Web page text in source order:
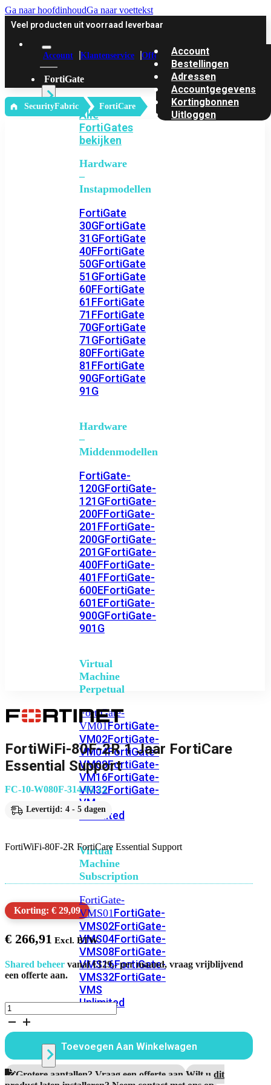
Ga naar hoofdinhoudGa naar voettekst
Veel producten uit voorraad leverbaar
Account Klantenservice Offerte
FortiGate
Alle
FortiGates
bekijken
Hardware
–
Instapmodellen
FortiGate
30GFortiGate
31GFortiGate
40FFortiGate
50GFortiGate
51GFortiGate
60FFortiGate
61FFortiGate
71FFortiGate
70GFortiGate
71GFortiGate
80FFortiGate
81FFortiGate
90GFortiGate
91G
Hardware
–
Middenmodellen
FortiGate-
120GFortiGate-
121GFortiGate-
200FFortiGate-
201FFortiGate-
200GFortiGate-
201GFortiGate-
400FFortiGate-
401FFortiGate-
600EFortiGate-
601EFortiGate-
900GFortiGate-
901G
Virtual
Machine
Perpetual
FortiGate-
VM01FortiGate-
VM02FortiGate-
VM04FortiGate-
VM08FortiGate-
VM16FortiGate-
VM32FortiGate-
VM
Unlimited
Virtual
Machine
Subscription
FortiGate-
VMS01FortiGate-
VMS02FortiGate-
VMS04FortiGate-
VMS08FortiGate-
VMS16FortiGate-
VMS32FortiGate-
VMS
Unlimited
Alle
Account
Bestellingen
Adressen
Accountgegevens
Kortingbonnen
Uitloggen
‎ SecurityFabric FortiCare
FortiWiFi-80F-2R 1 Jaar FortiCare
Essential Support
FC-10-W080F-314-02-12
Levertijd: 4 - 5 dagen
FortiWiFi-80F-2R FortiCare Essential Support
Korting: € 29,09
€ 266,91
Shared beheer vanaf €129,- per maand, vraag vrijblijvend
een offerte aan.
FortiWiFi-
80F-
1
Jaar
FortiCare
Essential
Toevoegen Aan Winkelwagen
Grotere aantallen? Vraag een offerte aan.Wilt u dit